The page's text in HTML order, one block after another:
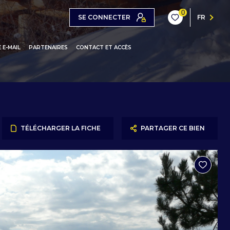
SE CONNECTER
0
FR
/ CHALETS
E-MAIL PARTENAIRES CONTACT ET ACCÈS
TÉLÉCHARGER LA FICHE PARTAGER CE BIEN